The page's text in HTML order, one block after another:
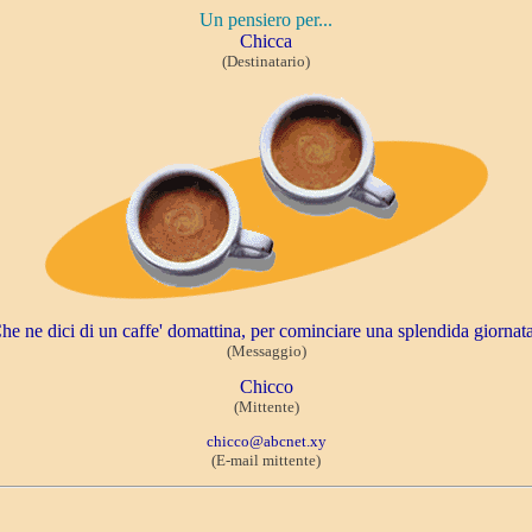
Un pensiero per...
Chicca
(Destinatario)
ne dici di un caffe' domattina, per cominciare una splendida
(Messaggio)
Chicco
(Mittente)
chicco@abcnet.xy
(E-mail mittente)